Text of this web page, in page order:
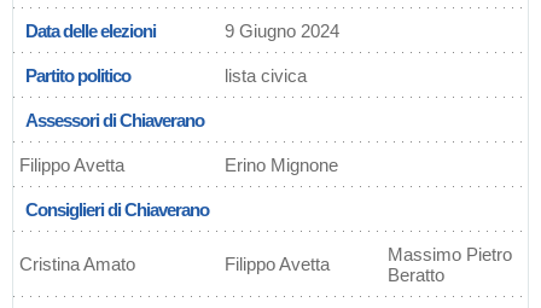
Data delle elezioni 9 Giugno 2024
Partito politico lista civica
Assessori di Chiaverano
Filippo Avetta Erino Mignone
Consiglieri di Chiaverano
Cristina Amato Filippo Avetta
Massimo Pietro
Beratto